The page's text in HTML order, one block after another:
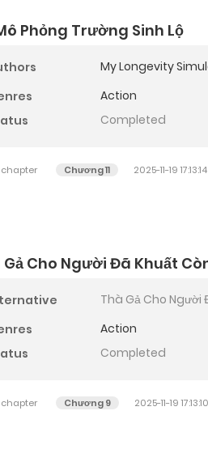
Phỏng Trường Sinh Lộ
My Longevity
Action
Completed
chapter Chương 11 2025-11-19 17:13:14
Cho Người Đã Khuất
Thà Gả Cho Người
Action
Completed
chapter Chương 9 2025-11-19 17:13:10